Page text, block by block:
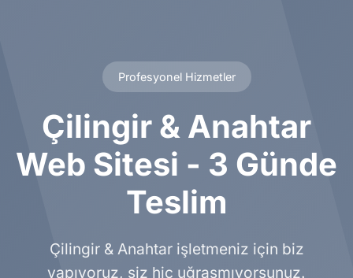
Profesyonel Hizmetler
Çilingir & Anahtar
Web Sitesi - 3 Günde
Teslim
Çilingir & Anahtar işletmeniz için biz
yapıyoruz, siz hiç uğraşmıyorsunuz.